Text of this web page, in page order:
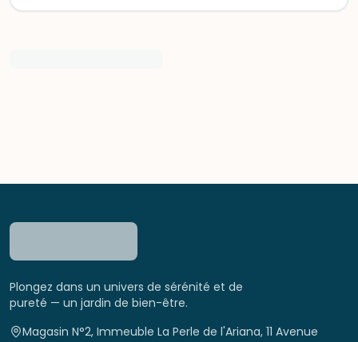
Plongez dans un univers de sérénité et de
pureté — un jardin de bien-être.
Magasin N°2, Immeuble La Perle de l'Ariana, 11 Avenue